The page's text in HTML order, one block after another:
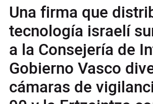
Una firma que
tecnología israelí
a la Consejería de
Gobierno Vasco
cámaras de